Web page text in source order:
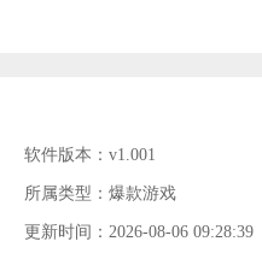
软件版本：v1.001
所属类型：爆款游戏
更新时间：2026-08-06 09:28:39